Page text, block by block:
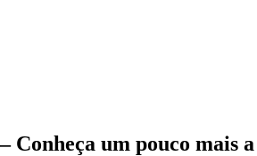
Conheça um pouco mais